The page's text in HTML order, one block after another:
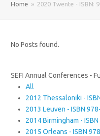
Home » 2020 Twente - ISBN:
No Posts found.
SEFI Annual Conferences -
All
2012 Thessaloniki -
2013 Leuven - ISBN
2014 Birmingham -
2015 Orleans - ISBN